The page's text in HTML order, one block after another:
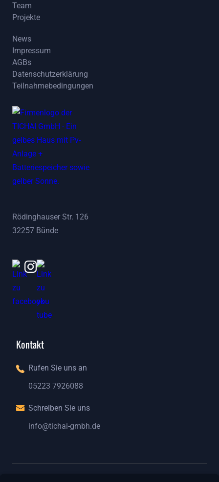
Leistungen
Team
Team
Projekte
News
News
Impressum
Impressum
AGBs
AGBs
Datenschutzerklärung
Datenschutzerklärung
Teilnahmebedingungen
Rödinghauser Str. 126
32257 Bünde
Kontakt
Rufen Sie uns an
05223 7926088
Schreiben Sie uns
info@tichai-gmbh.de